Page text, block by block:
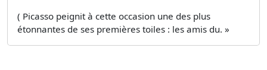
( Picasso peignit à cette occasion une des plus
étonnantes de ses premières toiles : les amis du. »